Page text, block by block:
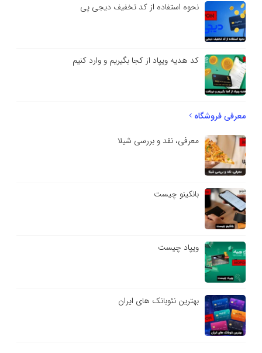
نحوه استفاده از کد تخفیف دیجی پی
کد هدیه ویپاد از کجا بگیریم و وارد کنیم
معرفی فروشگاه
معرفی، نقد و بررسی شیلا
بانکینو چیست
ویپاد چیست
بهترین نئوبانک های ایران